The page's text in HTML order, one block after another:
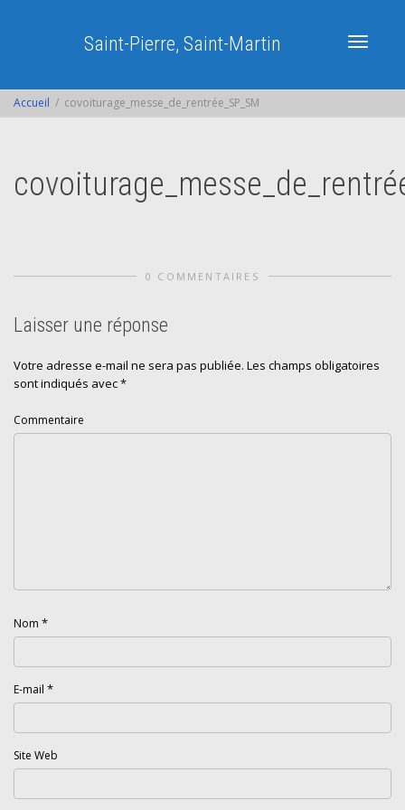
Saint-Pierre, Saint-Martin
Accueil covoiturage_messe_de_rentrée_SP_SM
0 COMMENTAIRES
Laisser une réponse
Votre adresse e-mail ne sera pas publiée. Les champs obligatoires
sont indiqués avec*
Commentaire
Nom *
E-mail *
Site Web